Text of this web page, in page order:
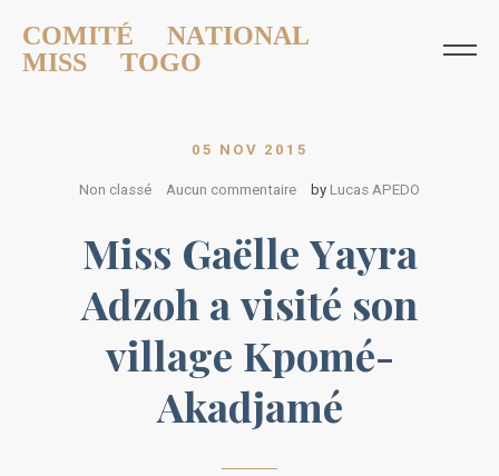
COMITÉ NATIONAL
MISS TOGO
05 NOV 2015
Non classé Aucun commentaire by Lucas APEDO
Miss Gaëlle Yayra
Adzoh a visité son
village Kpomé-
Akadjamé